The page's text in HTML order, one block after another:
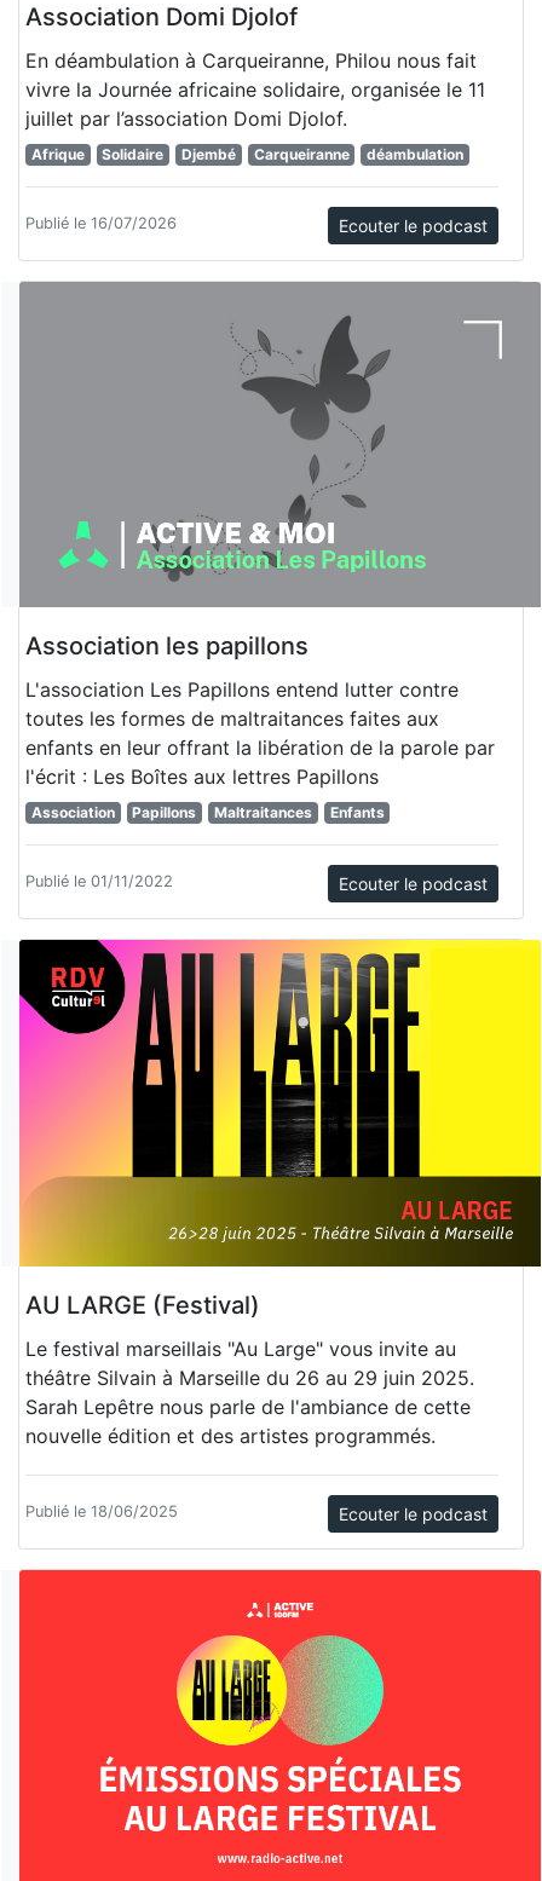
Association Domi Djolof
En déambulation à Carqueiranne, Philou nous fait
vivre la Journée africaine solidaire, organisée le 11
juillet par l’association Domi Djolof.
Afrique Solidaire Djembé Carqueiranne déambulation
Publié le 16/07/2026 Ecouter le podcast
Association les papillons
L'association Les Papillons entend lutter contre
toutes les formes de maltraitances faites aux
enfants en leur offrant la libération de la parole par
l'écrit : Les Boîtes aux lettres Papillons
Association Papillons Maltraitances Enfants
Publié le 01/11/2022 Ecouter le podcast
AU LARGE (Festival)
Le festival marseillais "Au Large" vous invite au
théâtre Silvain à Marseille du 26 au 29 juin 2025.
Sarah Lepêtre nous parle de l'ambiance de cette
nouvelle édition et des artistes programmés.
Publié le 18/06/2025 Ecouter le podcast